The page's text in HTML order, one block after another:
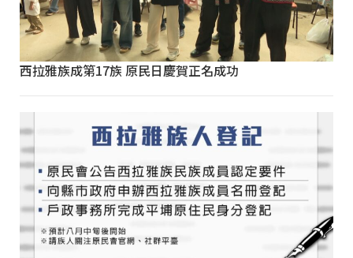
西拉雅族成第17族 原民日慶賀正名成功